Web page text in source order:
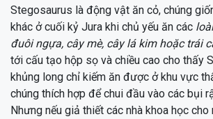
Stegosaurus là động vật ăn cỏ, chúng
khác ở cuối kỷ Jura khi chủ yếu ăn các
đuôi ngựa, cây mè, cây lá kim hoặc trái
tới cấu tạo hộp sọ và chiều cao cho thấy
khủng long chỉ kiếm ăn được ở khu vực
chúng thích hợp để chui đầu vào các bụi
Nhưng nếu giả thiết các nhà khoa học